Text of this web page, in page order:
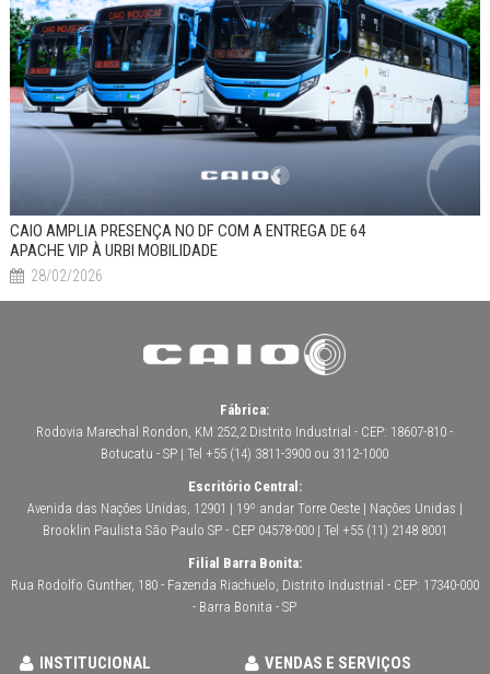
CAIO AMPLIA PRESENÇA NO DF COM A ENTREGA DE 64
APACHE VIP À URBI MOBILIDADE
28/02/2026
Fábrica:
Rodovia Marechal Rondon, KM 252,2 Distrito Industrial - CEP: 18607-810 -
Botucatu - SP | Tel +55 (14) 3811-3900 ou 3112-1000
Escritório Central:
Avenida das Nações Unidas, 12901 | 19º andar Torre Oeste | Nações Unidas |
Brooklin Paulista São Paulo SP - CEP 04578-000 | Tel +55 (11) 2148 8001
Filial Barra Bonita:
Rua Rodolfo Gunther, 180 - Fazenda Riachuelo, Distrito Industrial - CEP: 17340-000
- Barra Bonita - SP
INSTITUCIONAL
VENDAS E SERVIÇOS